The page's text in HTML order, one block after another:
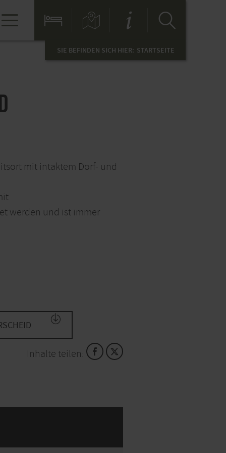
SIE BEFINDEN SICH HIER: STARTSEITE
mit intaktem Dorf- und
werden und ist immer
Inhalte teilen: